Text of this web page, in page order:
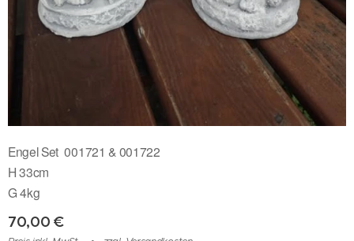
Engel Set 001721 & 001722
H 33cm
G 4kg
70,00 €